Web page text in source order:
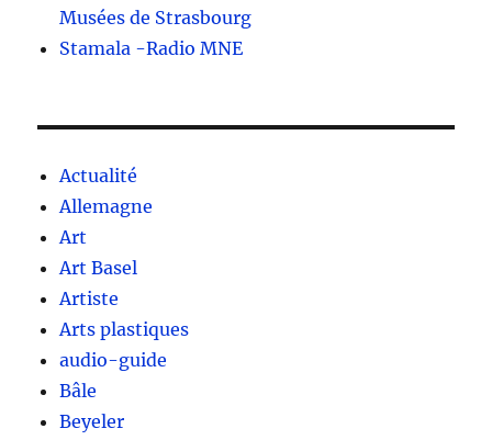
Musées de Strasbourg
Stamala -Radio MNE
Actualité
Allemagne
Art
Art Basel
Artiste
Arts plastiques
audio-guide
Bâle
Beyeler